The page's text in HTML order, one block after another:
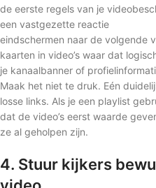
de eerste regels van je
een vastgezette reactie
eindschermen naar de volgende
kaarten in video’s waar dat
je kanaalbanner of
Maak het niet te druk. Eén
losse links. Als je een playlist
dat de video’s eerst waarde
ze al geholpen zijn.
4. Stuur kijkers